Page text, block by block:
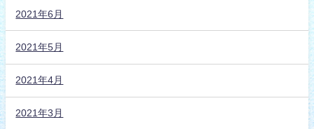
2021年6月
2021年5月
2021年4月
2021年3月